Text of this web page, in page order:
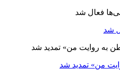
شد
من» تمدید شد